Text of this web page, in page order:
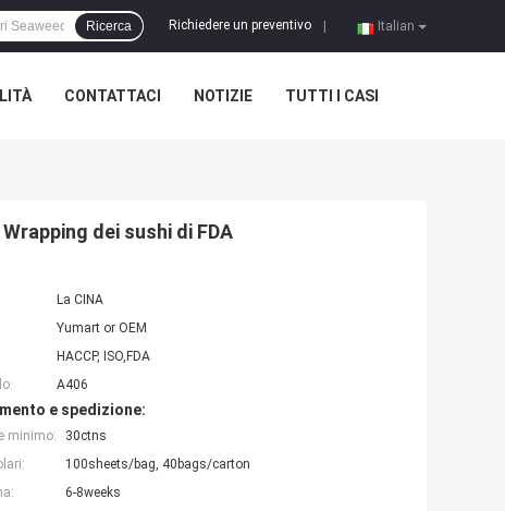
Italian
Richiedere un preventivo
Ricerca
CONTATTACI NOTIZIE TUTTI I CASI
dei sushi di FDA
La CINA
Yumart or OEM
HACCP, ISO,FDA
A406
e spedizione:
minimo:
30ctns
100sheets/bag, 40bags/carton
6-8weeks